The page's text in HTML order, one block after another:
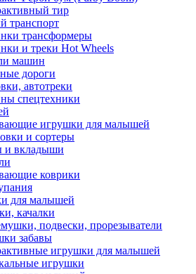
тир
транспорт
трансформеры
и треки Hot Wheels
машин
дороги
автотреки
спецтехники
игрушки для малышей
и сортеры
и вкладыши
коврики
для малышей
качалки
подвески, прорезыватели
забавы
игрушки для малышей
игрушки